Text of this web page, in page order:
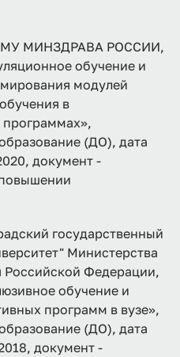
МИНЗДРАВА РОССИИ,
обучение и
модулей
в
программах»,
(ДО), дата
документ -
государственный
Министерства
Российской Федерации,
обучение и
программ в вузе»,
(ДО), дата
документ -